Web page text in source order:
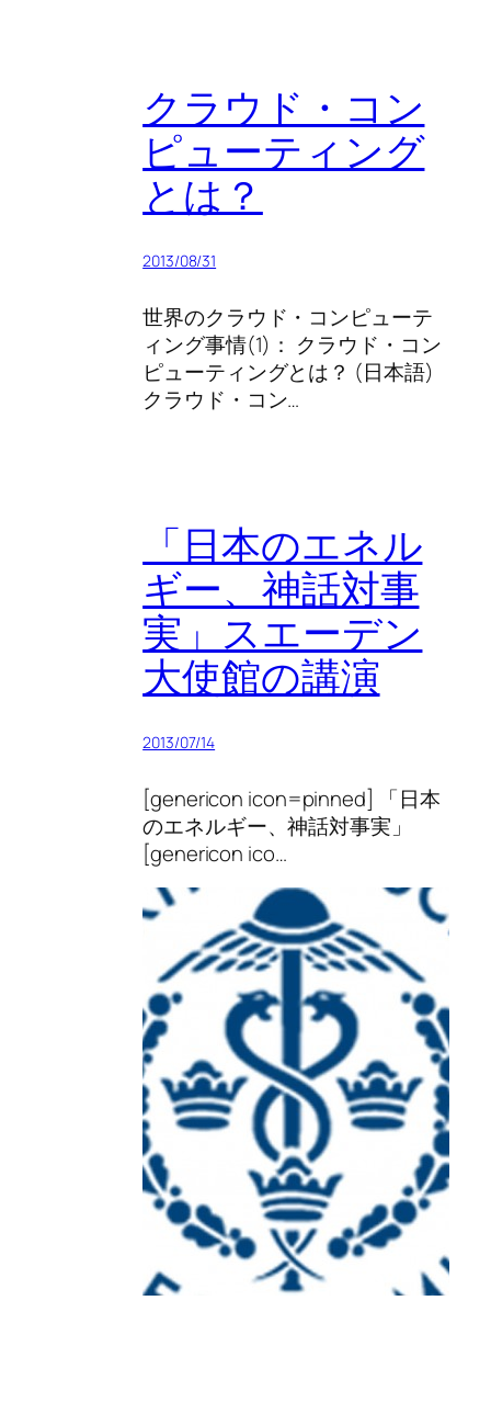
クラウド・コン
ピューティング
とは？
2013/08/31
世界のクラウド・コンピューテ
ィング事情(1)： クラウド・コン
ピューティングとは？ (日本語)
クラウド・コン…
「日本のエネル
ギー、神話対事
実」スエーデン
大使館の講演
2013/07/14
[genericon icon=pinned] 「日本
のエネルギー、神話対事実」
[genericon ico…